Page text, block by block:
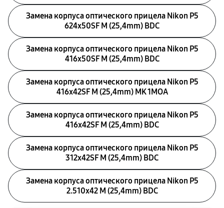
Замена корпуса оптического прицела Nikon P5
624x50SF M (25,4mm) BDC
Замена корпуса оптического прицела Nikon P5
416x50SF M (25,4mm) BDC
Замена корпуса оптического прицела Nikon P5
416x42SF M (25,4mm) MK 1MOA
Замена корпуса оптического прицела Nikon P5
416x42SF M (25,4mm) BDC
Замена корпуса оптического прицела Nikon P5
312x42SF M (25,4mm) BDC
Замена корпуса оптического прицела Nikon P5
2.510x42 M (25,4mm) BDC